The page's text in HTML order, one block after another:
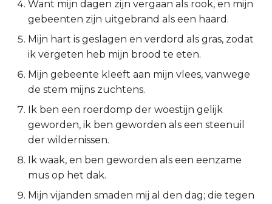
2 Korinthe
Galaten
Éfeze
Filipenzen
Kolossenzen
1 Thessalonicenzen
2 Thessalonicenzen
Want mijn dagen zijn vergaan als rook, en mijn
gebeenten zijn uitgebrand als een haard.
Mijn hart is geslagen en verdord als gras, zodat
ik vergeten heb mijn brood te eten.
Mijn gebeente kleeft aan mijn vlees, vanwege
de stem mijns zuchtens.
Ik ben een roerdomp der woestijn gelijk
geworden, ik ben geworden als een steenuil
der wildernissen.
Ik waak, en ben geworden als een eenzame
mus op het dak.
Mijn vijanden smaden mij al den dag; die tegen